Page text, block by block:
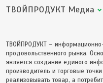
ТВОЙПРОДУКТ Медиа
ТВОЙПРОДУКТ –
продовольственного рынка.
является создание единого
производитель и торговые
реализовывать товар, а